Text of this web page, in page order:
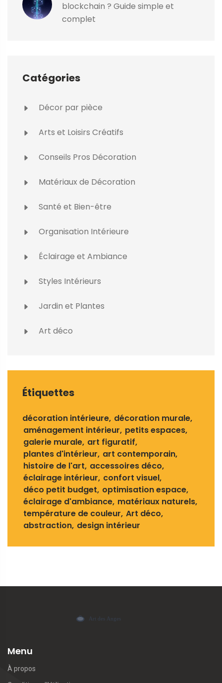
blockchain ? Guide simple et
complet
Catégories
Décor par pièce
Arts et Loisirs Créatifs
Conseils Pros Décoration
Matériaux de Décoration
Santé et Bien-être
Organisation Intérieure
Éclairage et Ambiance
Styles Intérieurs
Jardin et Plantes
Art déco
Étiquettes
décoration intérieure décoration murale
aménagement intérieur petits espaces
galerie murale art figuratif
plantes d'intérieur art contemporain
histoire de l'art accessoires déco
éclairage intérieur confort visuel
déco petit budget optimisation espace
éclairage d'ambiance matériaux naturels
température de couleur Art déco
abstraction design intérieur
Menu
À propos